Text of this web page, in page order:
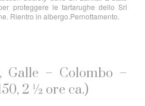
proteggere le tartarughe dello Sri
Rientro in albergo.Pernottamento.
Galle – Colombo –
2 ½ ore ca.)